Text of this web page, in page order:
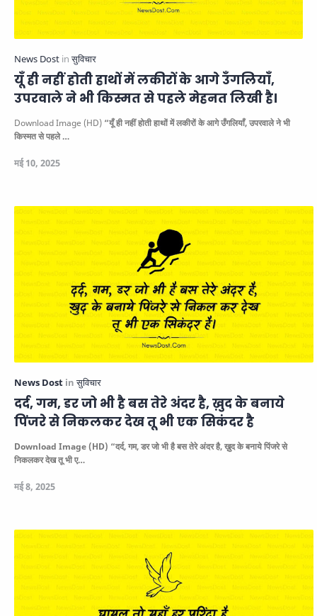
यूँ ही नहीं होती हाथों में लकीरों के आगे उँगलियाँ,
उपरवाले ने भी किस्मत से पहले मेहनत लिखी है।
Download Image (HD) “यूँ ही नहीं होती हाथों में लकीरों के आगे उँगलियाँ, उपरवाले ने भी
किस्मत से पहले …
दर्द, गम, डर जो भी है बस तेरे अंदर है, ख़ुद के बनाये
पिंजरे से निकलकर देख तू भी एक सिकंदर है
Download Image (HD) “दर्द, गम, डर जो भी है बस तेरे अंदर है, ख़ुद के बनाये पिंजरे से
निकलकर देख तू भी ए…